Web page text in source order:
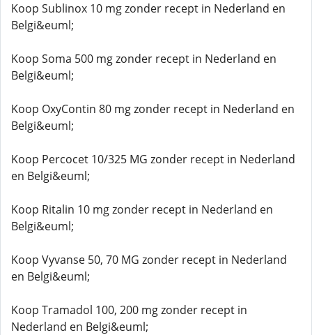
Koop Sublinox 10 mg zonder recept in Nederland en
Belgi&euml;
Koop Soma 500 mg zonder recept in Nederland en
Belgi&euml;
Koop OxyContin 80 mg zonder recept in Nederland en
Belgi&euml;
Koop Percocet 10/325 MG zonder recept in Nederland
en Belgi&euml;
Koop Ritalin 10 mg zonder recept in Nederland en
Belgi&euml;
Koop Vyvanse 50, 70 MG zonder recept in Nederland
en Belgi&euml;
Koop Tramadol 100, 200 mg zonder recept in
Nederland en Belgi&euml;